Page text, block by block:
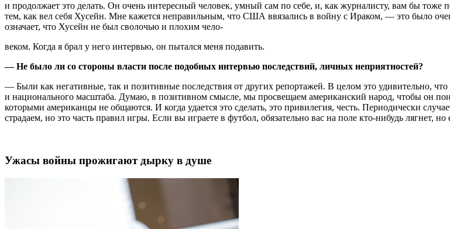
и продолжает это делать. Он очень интересный человек, умный сам по себе, и, как журналисту, вам бы тоже
тем, как вел себя Хусейн. Мне кажется неправильным, что США ввязались в войну с Ираком, — это было
означает, что Хусейн не был сволочью и плохим чело-
веком. Когда я брал у него интервью, он пытался меня подавить.
— Не было ли со стороны власти после подобных интервью последствий, личных неприятностей?
— Были как негативные, так и позитивные последствия от других репортажей. В целом это удивительно,
и национального масштаба. Думаю, в позитивном смысле, мы просвещаем американский народ, чтобы он
которыми американцы не общаются. И когда удается это сделать, это привилегия, честь. Периодически
страдаем, но это часть правил игры. Если вы играете в футбол, обязательно вас на поле кто-нибудь лягнет,
Ужасы войны прожигают дырку в душе